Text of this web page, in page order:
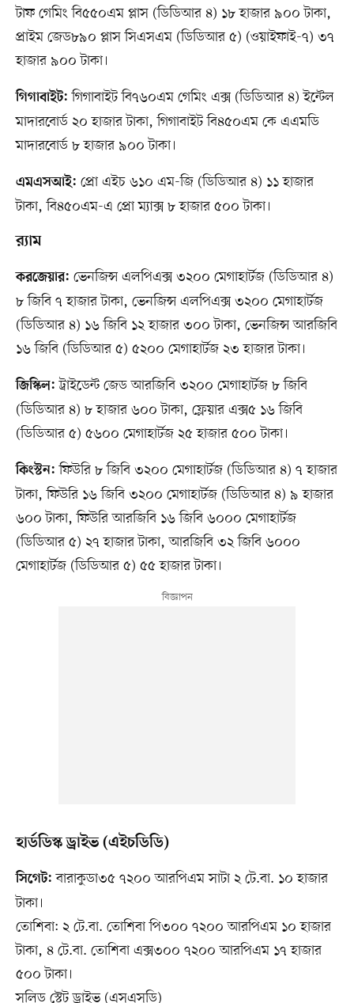
টাফ গেমিং বি৫৫০এম প্লাস (ডিডিআর ৪) ১৮ হাজার ৯০০ টাকা,
প্রাইম জেড৮৯০ প্লাস সিএসএম (ডিডিআর ৫) (ওয়াইফাই-৭) ৩৭
হাজার ৯০০ টাকা।
গিগাবাইট: গিগাবাইট বি৭৬০এম গেমিং এক্স (ডিডিআর ৪) ইন্টেল
মাদারবোর্ড ২০ হাজার টাকা, গিগাবাইট বি৪৫০এম কে এএমডি
মাদারবোর্ড ৮ হাজার ৯০০ টাকা।
এমএসআই: প্রো এইচ ৬১০ এম-জি (ডিডিআর ৪) ১১ হাজার
টাকা, বি৪৫০এম-এ প্রো ম্যাক্স ৮ হাজার ৫০০ টাকা।
র‍্যাম
করজেয়ার: ভেনজিন্স এলপিএক্স ৩২০০ মেগাহার্টজ (ডিডিআর ৪)
৮ জিবি ৭ হাজার টাকা, ভেনজিন্স এলপিএক্স ৩২০০ মেগাহার্টজ
(ডিডিআর ৪) ১৬ জিবি ১২ হাজার ৩০০ টাকা, ভেনজিন্স আরজিবি
১৬ জিবি (ডিডিআর ৫) ৫২০০ মেগাহার্টজ ২৩ হাজার টাকা।
জিস্কিল: ট্রাইডেন্ট জেড আরজিবি ৩২০০ মেগাহার্টজ ৮ জিবি
(ডিডিআর ৪) ৮ হাজার ৬০০ টাকা, ফ্লেয়ার এক্স৫ ১৬ জিবি
(ডিডিআর ৫) ৫৬০০ মেগাহার্টজ ২৫ হাজার ৫০০ টাকা।
কিংস্টন: ফিউরি ৮ জিবি ৩২০০ মেগাহার্টজ (ডিডিআর ৪) ৭ হাজার
টাকা, ফিউরি ১৬ জিবি ৩২০০ মেগাহার্টজ (ডিডিআর ৪) ৯ হাজার
৬০০ টাকা, ফিউরি আরজিবি ১৬ জিবি ৬০০০ মেগাহার্টজ
(ডিডিআর ৫) ২৭ হাজার টাকা, আরজিবি ৩২ জিবি ৬০০০
মেগাহার্টজ (ডিডিআর ৫) ৫৫ হাজার টাকা।
হার্ডডিস্ক ড্রাইভ (এইচডিডি)
সিগেট: বারাকুডা৩৫ ৭২০০ আরপিএম সাটা ২ টে.বা. ১০ হাজার
টাকা।
তোশিবা: ২ টে.বা. তোশিবা পি৩০০ ৭২০০ আরপিএম ১০ হাজার
টাকা, ৪ টে.বা. তোশিবা এক্স৩০০ ৭২০০ আরপিএম ১৭ হাজার
৫০০ টাকা।
সলিড স্টেট ড্রাইভ (এসএসডি)